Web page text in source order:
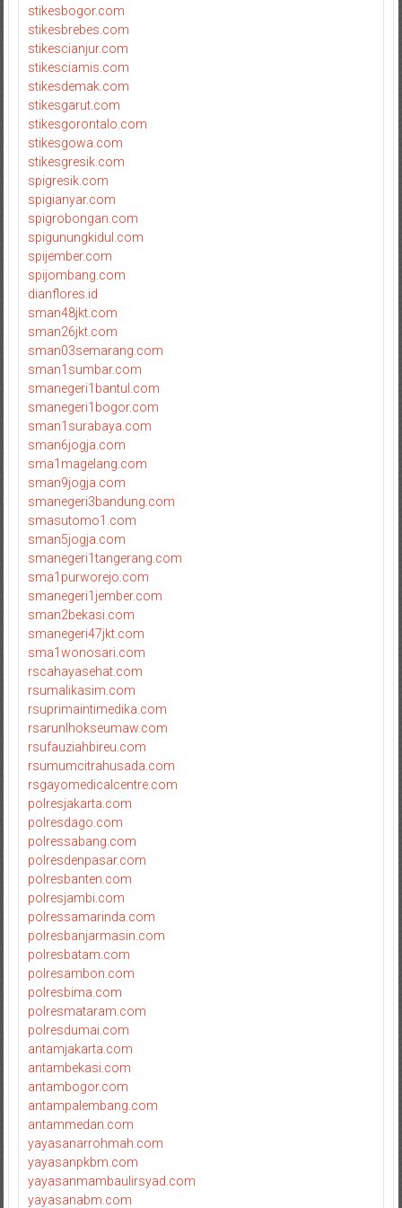
stikesbogor.com
stikesbrebes.com
stikescianjur.com
stikesciamis.com
stikesdemak.com
stikesgarut.com
stikesgorontalo.com
stikesgowa.com
stikesgresik.com
spigresik.com
spigianyar.com
spigrobongan.com
spigunungkidul.com
spijember.com
spijombang.com
dianflores.id
sman48jkt.com
sman26jkt.com
sman03semarang.com
sman1sumbar.com
smanegeri1bantul.com
smanegeri1bogor.com
sman1surabaya.com
sman6jogja.com
sma1magelang.com
sman9jogja.com
smanegeri3bandung.com
smasutomo1.com
sman5jogja.com
smanegeri1tangerang.com
sma1purworejo.com
smanegeri1jember.com
sman2bekasi.com
smanegeri47jkt.com
sma1wonosari.com
rscahayasehat.com
rsumalikasim.com
rsuprimaintimedika.com
rsarunlhokseumaw.com
rsufauziahbireu.com
rsumumcitrahusada.com
rsgayomedicalcentre.com
polresjakarta.com
polresdago.com
polressabang.com
polresdenpasar.com
polresbanten.com
polresjambi.com
polressamarinda.com
polresbanjarmasin.com
polresbatam.com
polresambon.com
polresbima.com
polresmataram.com
polresdumai.com
antamjakarta.com
antambekasi.com
antambogor.com
antampalembang.com
antammedan.com
yayasanarrohmah.com
yayasanpkbm.com
yayasanmambaulirsyad.com
yayasanabm.com